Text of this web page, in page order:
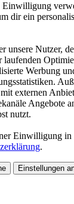
dir ein
unsere Nutzer,
Werbung
externen
Angebote
nutzt.
Einwilligung in
.
Einstellungen